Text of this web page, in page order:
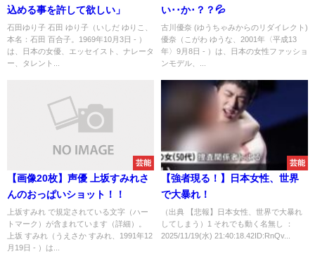
込める事を許して欲しい」
石田ゆり子 石田 ゆり子（いしだ ゆりこ、
本名：石田 百合子。1969年10月3日 - ）
は、日本の女優、エッセイスト、ナレータ
ー、タレント...
い･･か･？？💦
古川優奈 (ゆうちゃみからのリダイレクト)
優奈（こがわ ゆうな、2001年〈平成13
年〉9月8日 - ）は、日本の女性ファッショ
ンモデル、...
芸能
【画像20枚】声優 上坂すみれさ
んのおっぱいショット！！
上坂すみれ で規定されている文字（ハー
トマーク）が含まれています（詳細）。
上坂 すみれ（うえさか すみれ、1991年12
月19日 - ）は...
芸能
【強者現る！】日本女性、世界
で大暴れ！
（出典 【悲報】日本女性、世界で大暴れ
してしまう）1 それでも動く名無し ：
2025/11/19(水) 21:40:18.42ID:RnQv...